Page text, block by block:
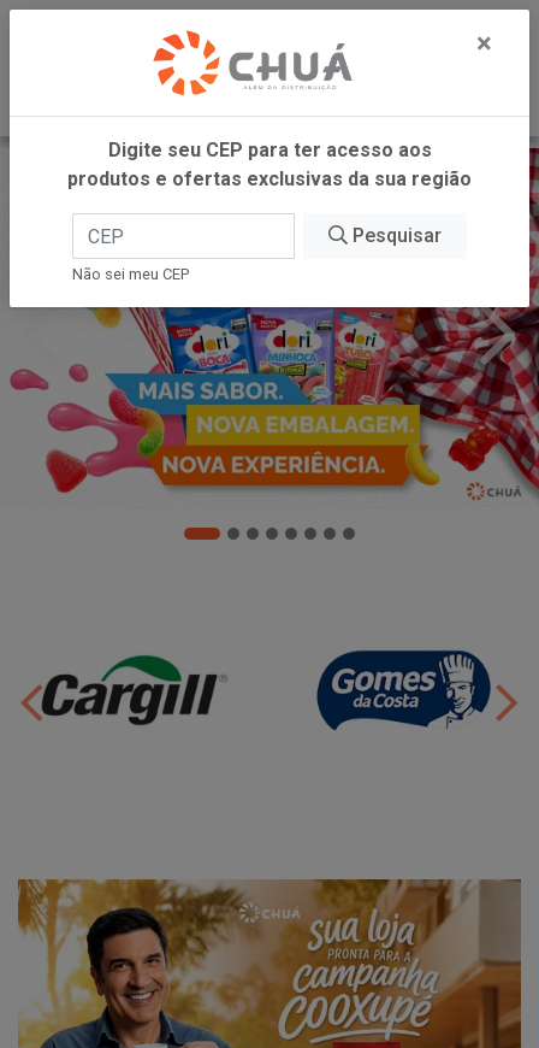
×
Digite seu CEP para ter acesso aos
produtos e ofertas exclusivas da sua região
Pesquisar
Não sei meu CEP